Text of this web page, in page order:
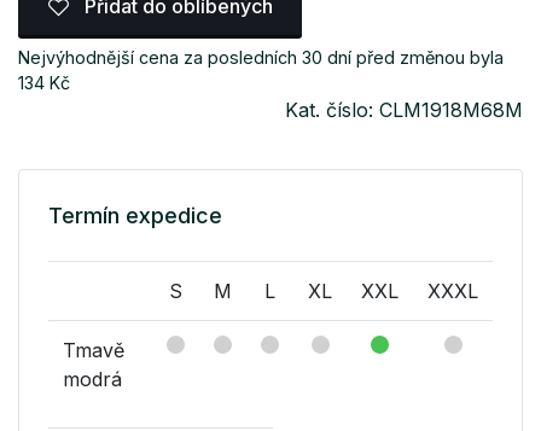
Přidat do oblíbených
Nejvýhodnější cena za posledních 30 dní před změnou byla
134 Kč
Kat. číslo: CLM1918M68M
Termín expedice
S M L XL XXL XXXL
Tmavě
modrá